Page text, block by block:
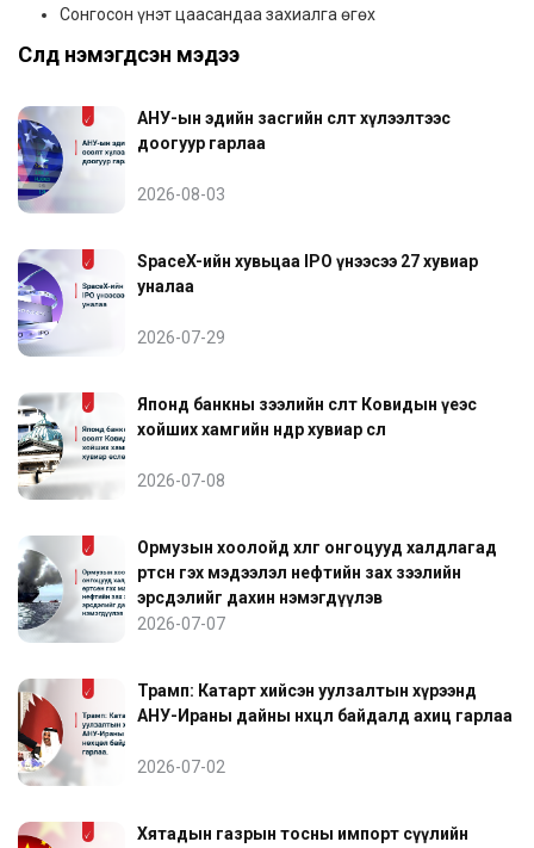
Сонгосон үнэт цаасандаа захиалга өгөх
Сүүлд нэмэгдсэн мэдээ
АНУ-ын эдийн засгийн өсөлт хүлээлтээс
доогуур гарлаа
2026-08-03
SpaceX-ийн хувьцаа IPO үнээсээ 27 хувиар
уналаа
2026-07-29
Японд банкны зээлийн өсөлт Ковидын үеэс
хойших хамгийн өндөр хувиар өслөө
2026-07-08
Ормузын хоолойд хөлөг онгоцууд халдлагад
өртсөн гэх мэдээлэл нефтийн зах зээлийн
эрсдэлийг дахин нэмэгдүүлэв
2026-07-07
Трамп: Катарт хийсэн уулзалтын хүрээнд
АНУ-Ираны дайны нөхцөл байдалд ахиц гарлаа
2026-07-02
Хятадын газрын тосны импорт сүүлийн